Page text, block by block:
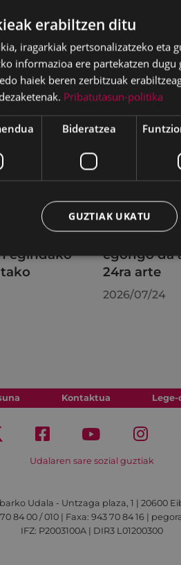
egindako
KIUBeko
egongo da
24ra arte
2026/07/24
Kontaktua Lege-
Udalaren sare sozial guztiak
Udala - Untzaga plaza, 1 | 20600
84 00 / 010 | Faxa: 943 70 84 16 |
IFZ: P2003100A | DIR3 L01200300
erabiltzen ditu
iragarkiak pertsonalizatzeko eta
informazioa ere partekatzen dugu
haiek beren zerbitzuak
Pribatutasun-politika
Bideratzea
GUZTIAK UKATU